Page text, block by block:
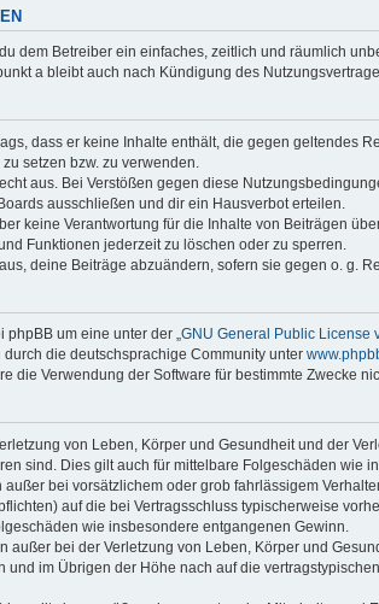
dem Betreiber ein einfaches, zeitlich und räumlich
a bleibt auch nach Kündigung des
dass er keine Inhalte enthält, die gegen geltendes
setzen bzw. zu verwenden.
aus. Bei Verstößen gegen diese
ausschließen und dir ein Hausverbot erteilen.
keine Verantwortung für die Inhalte von Beiträgen
Funktionen jederzeit zu löschen oder zu sperren.
deine Beiträge abzuändern, sofern sie gegen o. g.
phpBB um eine unter der „GNU General Public License
die deutschsprachige Community unter
die Verwendung der Software für bestimmte Zwecke
von Leben, Körper und Gesundheit und der
sind. Dies gilt auch für mittelbare Folgeschäden wie
bei vorsätzlichem oder grob fahrlässigem
auf die bei Vertragsschluss typischerweise
wie insbesondere entgangenen Gewinn.
außer bei der Verletzung von Leben, Körper und
im Übrigen der Höhe nach auf die